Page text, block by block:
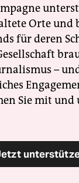
Orte und
für deren
–
Sie mit und